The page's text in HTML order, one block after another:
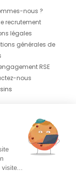
de
fournir le
l’année.
avec un accès
nous ?
recrutement
légales
générales de
RSE
nous